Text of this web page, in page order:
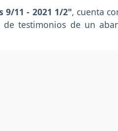
9/11 - 2021 1/2", cuenta
testimonios de un